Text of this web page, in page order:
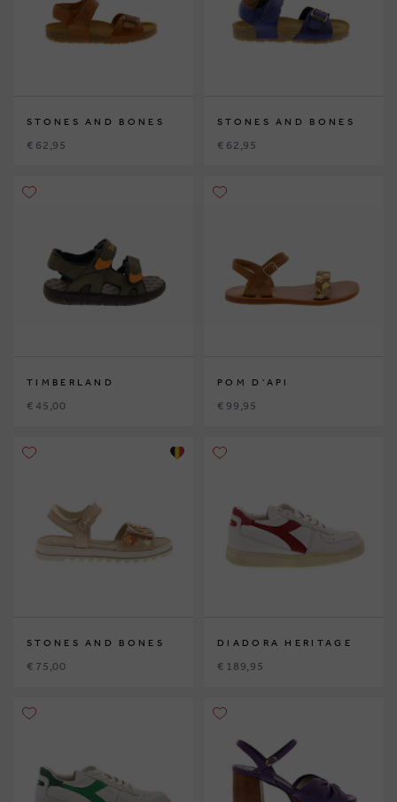
STONES AND BONES
€ 62,95
STONES AND BONES
€ 62,95
TIMBERLAND
€ 45,00
POM D'API
€ 99,95
STONES AND BONES
€ 75,00
DIADORA HERITAGE
€ 189,95